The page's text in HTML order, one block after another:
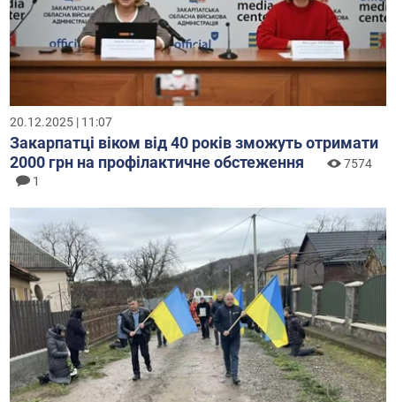
20.12.2025 | 11:07
Закарпатці віком від 40 років зможуть отримати
2000 грн на профілактичне обстеження
7574
1